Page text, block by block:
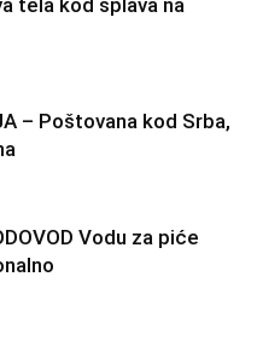
tela kod splava na
– Poštovana kod Srba,
Vodu za piće